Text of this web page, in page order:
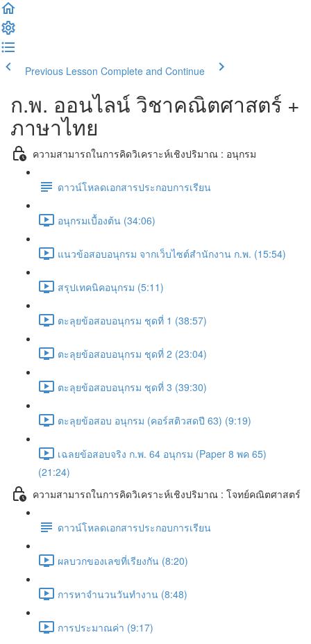
Previous Lesson Complete and Continue
ก.พ. ออนไลน์ วิชาคณิตศาสตร์ +
ภาษาไทย
ความสามารถในการคิดวิเคราะห์เชิงปริมาณ : อนุกรม
ดาวน์โหลดเอกสารประกอบการเรียน
อนุกรมเบื้องต้น (34:06)
แนวข้อสอบอนุกรม จากเว็บไซต์สำนักงาน ก.พ. (15:54)
สรุปเทคนิคอนุกรม (5:11)
ตะลุยข้อสอบอนุกรม ชุดที่ 1 (38:57)
ตะลุยข้อสอบอนุกรม ชุดที่ 2 (23:04)
ตะลุยข้อสอบอนุกรม ชุดที่ 3 (39:30)
ตะลุยข้อสอบ อนุกรม (คอร์สติวสดปี 63) (9:19)
เฉลยข้อสอบจริง ก.พ. 64 อนุกรม (Paper 8 พค 65)
(21:24)
ความสามารถในการคิดวิเคราะห์เชิงปริมาณ : โจทย์คณิตศาสตร์
ดาวน์โหลดเอกสารประกอบการเรียน
ผลบวกของเลขที่เรียงกัน (8:20)
การหาจำนวนวันทำงาน (8:48)
การประมาณค่า (9:17)